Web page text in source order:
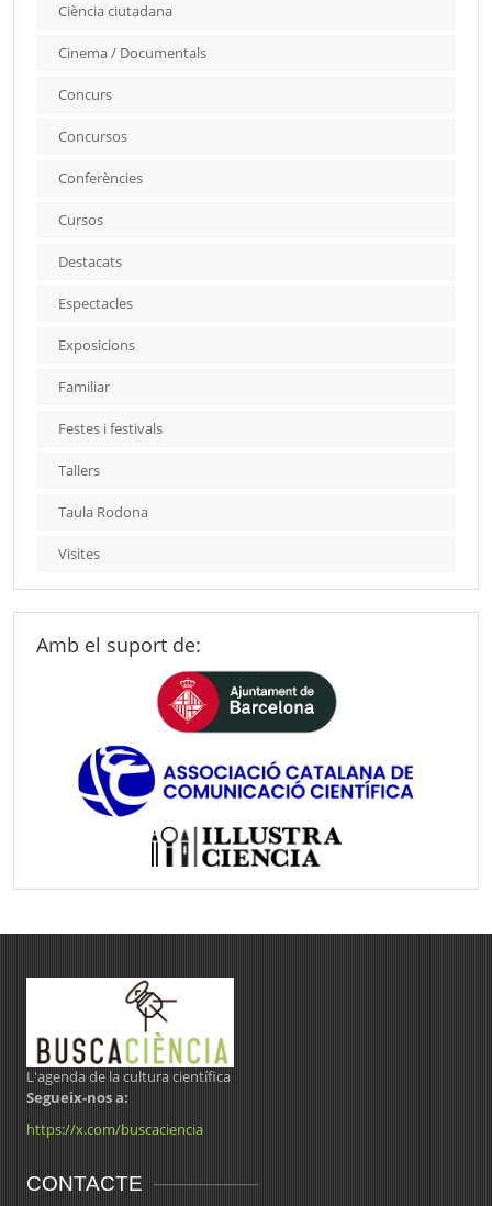
Ciència ciutadana
Cinema / Documentals
Concurs
Concursos
Conferències
Cursos
Destacats
Espectacles
Exposicions
Familiar
Festes i festivals
Tallers
Taula Rodona
Visites
Amb el suport de:
L'agenda de la cultura científica
Segueix-nos a:
https://x.com/buscaciencia
CONTACTE